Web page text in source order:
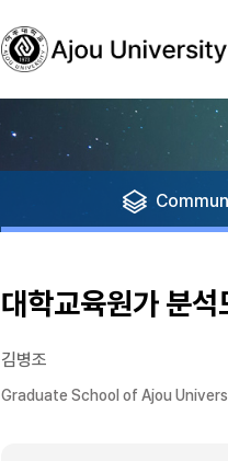
대학교육원가 분
김병조
Graduate School of Ajou